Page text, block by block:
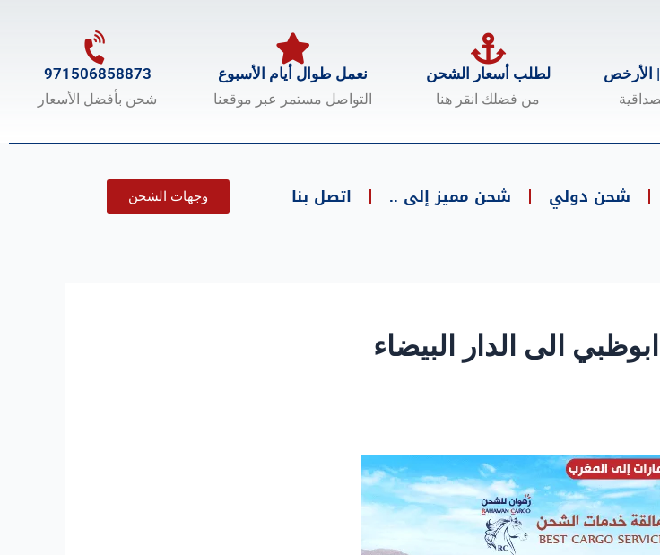
| الأرخص لطلب أسعار الشحن
من فضلك انقر هنا
نعمل طوال أيام الأسبوع
التواصل مستمر عبر موقعنا
971506858873
شحن بأفضل الأسعار
شحن دولي شحن مميز إلى .. اتصل بنا وجهات الشحن
الى الدار البيضاء